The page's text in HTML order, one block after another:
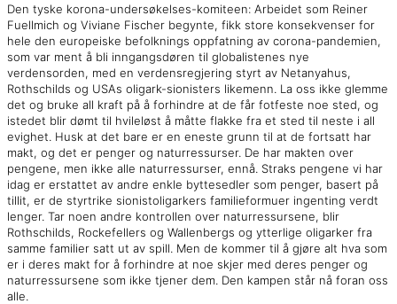
Den tyske korona-undersøkelses-komiteen: Arbeidet som Reiner
Fuellmich og Viviane Fischer begynte, fikk store konsekvenser for
hele den europeiske befolknings oppfatning av corona-pandemien,
som var ment å bli inngangsdøren til globalistenes nye
verdensorden, med en verdensregjering styrt av Netanyahus,
Rothschilds og USAs oligark-sionisters likemenn. La oss ikke glemme
det og bruke all kraft på å forhindre at de får fotfeste noe sted, og
istedet blir dømt til hvileløst å måtte flakke fra et sted til neste i all
evighet. Husk at det bare er en eneste grunn til at de fortsatt har
makt, og det er penger og naturressurser. De har makten over
pengene, men ikke alle naturressurser, ennå. Straks pengene vi har
idag er erstattet av andre enkle byttesedler som penger, basert på
tillit, er de styrtrike sionistoligarkers familieformuer ingenting verdt
lenger. Tar noen andre kontrollen over naturressursene, blir
Rothschilds, Rockefellers og Wallenbergs og ytterlige oligarker fra
samme familier satt ut av spill. Men de kommer til å gjøre alt hva som
er i deres makt for å forhindre at noe skjer med deres penger og
naturressursene som ikke tjener dem. Den kampen står nå foran oss
alle.